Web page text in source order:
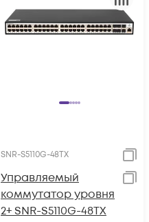
SNR-S5110G-48TX
Управляемый
коммутатор уровня
2+ SNR-S5110G-48TX